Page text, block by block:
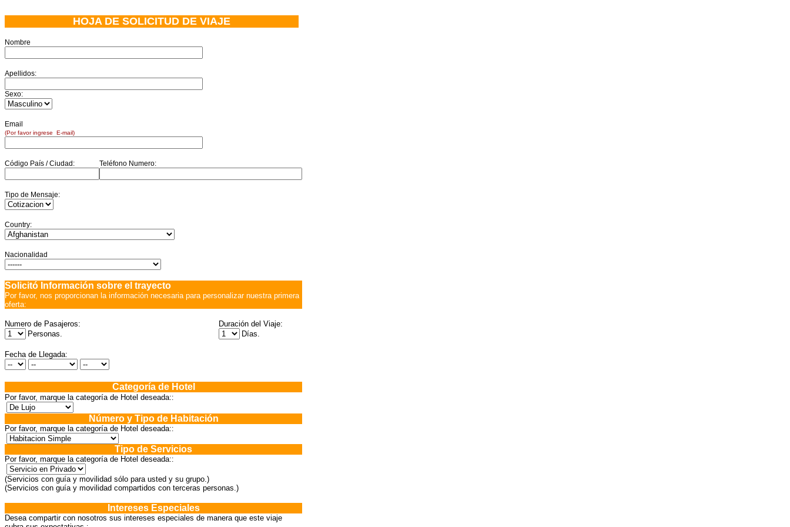
HOJA DE SOLICITUD DE VIAJE
Nombre
Apellidos:
Sexo:
Email
(Por favor ingrese E-mail)
Código País / Ciudad: Teléfono Numero:
Tipo de Mensaje:
Country:
Nacionalidad
Solicitó Información sobre el trayecto
Por favor, nos proporcionan la información necesaria para personalizar nuestra primera
oferta:
Numero de Pasajeros:
Personas.
Duración del Viaje:
Días.
Fecha de Llegada:
Categoría de Hotel
Por favor, marque la categoría de Hotel deseada::
Número y Tipo de Habitación
Por favor, marque la categoría de Hotel deseada::
Tipo de Servicios
Por favor, marque la categoría de Hotel deseada::
(Servicios con guía y movilidad sólo para usted y su grupo.)
(Servicios con guía y movilidad compartidos con terceras personas.)
Intereses Especiales
Desea compartir con nosotros sus intereses especiales de manera que este viaje